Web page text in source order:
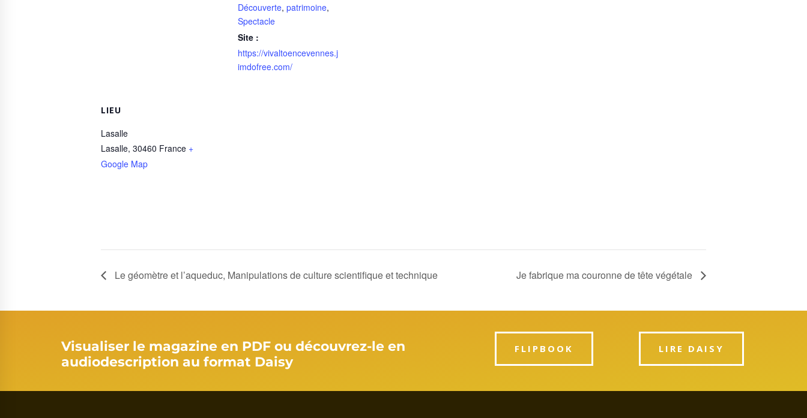
Découverte, patrimoine,
Spectacle
Site :
https://vivaltoencevennes.j
imdofree.com/
LIEU
Lasalle
Lasalle, 30460 France +
Google Map
Le géomètre et l’aqueduc, Manipulations de culture scientifique et technique Je fabrique ma couronne de tête végétale
Visualiser le magazine en PDF ou découvrez-le en
audiodescription au format Daisy
FLIPBOOK LIRE DAISY